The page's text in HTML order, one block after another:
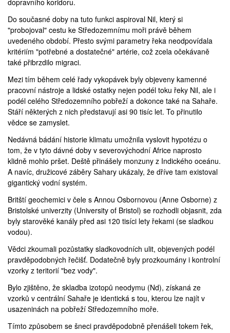
dopravního koridoru.
Do současné doby na tuto funkci aspiroval Nil, který si
"probojoval" cestu ke Středozemnímu moři právě během
uvedeného období. Přesto svými parametry řeka neodpovídala
kritériím "potřebné a dostatečné" artérie, což zcela očekávaně
také přibrzdilo migraci.
Mezi tím během celé řady vykopávek byly objeveny kamenné
pracovní nástroje a lidské ostatky nejen podél toku řeky Nil, ale i
podél celého Středozemního pobřeží a dokonce také na Sahaře.
Stáří některých z nich představují asi 90 tisíc let. To přinutilo
vědce se zamyslet.
Nedávná bádání historie klimatu umožnila vyslovit hypotézu o
tom, že v tyto dávné doby v severovýchodní Africe naprosto
klidně mohlo pršet. Deště přinášely monzuny z Indického oceánu.
A navíc, družicové záběry Sahary ukázaly, že dříve tam existoval
gigantický vodní systém.
Britští geochemici v čele s Annou Osbornovou (Anne Osborne) z
Bristolské univerzity (University of Bristol) se rozhodli objasnit, zda
byly starověké kanály před asi 120 tisíci lety řekami (se sladkou
vodou).
Vědci zkoumali pozůstatky sladkovodních ulit, objevených podél
pravděpodobných řečišť. Dodatečně byly prozkoumány i kontrolní
vzorky z teritorií "bez vody".
Bylo zjištěno, že skladba izotopů neodymu (Nd), získaná ze
vzorků v centrální Sahaře je identická s tou, kterou lze najít v
usazeninách na pobřeží Středozemního moře.
Tímto způsobem se šneci pravděpodobně přenášeli tokem řek,